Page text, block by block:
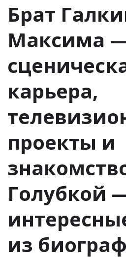
Брат
Максима
карьера,
проекты и
Голубкой
из